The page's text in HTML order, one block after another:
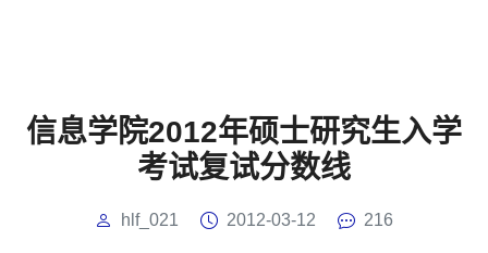
信息学院2012年硕士研究生入学
考试复试分数线
hlf_021 2012-03-12 216